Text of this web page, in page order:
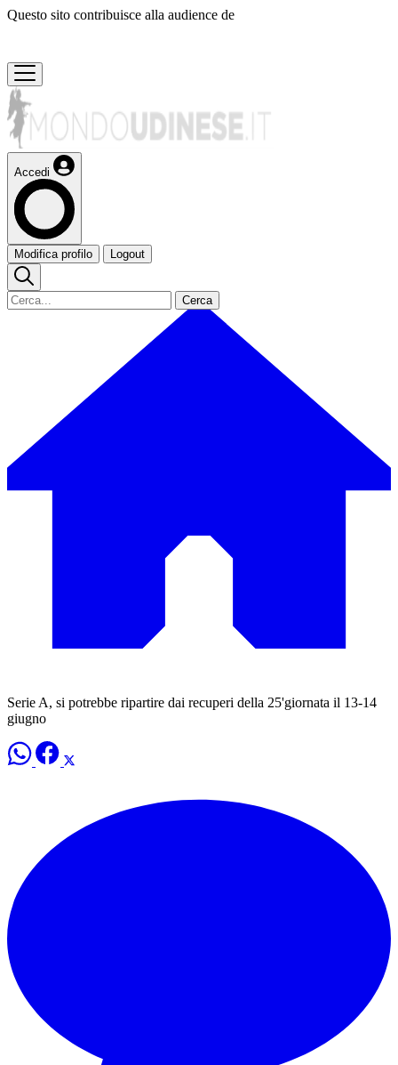
Questo sito contribuisce alla audience de
Accedi
Modifica profilo Logout
Cerca
Serie A, si potrebbe ripartire dai recuperi della 25'giornata il 13-14
giugno